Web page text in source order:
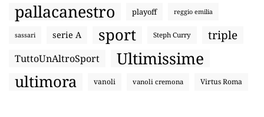
pallacanestro playoff reggio emilia
sassari serie A sport Steph Curry triple
TuttoUnAltroSport Ultimissime
ultimora vanoli vanoli cremona Virtus Roma